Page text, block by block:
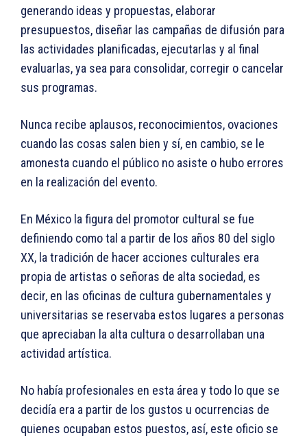
generando ideas y propuestas, elaborar
presupuestos, diseñar las campañas de difusión para
las actividades planificadas, ejecutarlas y al final
evaluarlas, ya sea para consolidar, corregir o cancelar
sus programas.
Nunca recibe aplausos, reconocimientos, ovaciones
cuando las cosas salen bien y sí, en cambio, se le
amonesta cuando el público no asiste o hubo errores
en la realización del evento.
En México la figura del promotor cultural se fue
definiendo como tal a partir de los años 80 del siglo
XX, la tradición de hacer acciones culturales era
propia de artistas o señoras de alta sociedad, es
decir, en las oficinas de cultura gubernamentales y
universitarias se reservaba estos lugares a personas
que apreciaban la alta cultura o desarrollaban una
actividad artística.
No había profesionales en esta área y todo lo que se
decidía era a partir de los gustos u ocurrencias de
quienes ocupaban estos puestos, así, este oficio se